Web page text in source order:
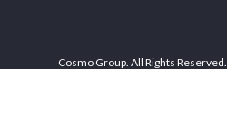
Cosmo Group. All Rights Reserved.